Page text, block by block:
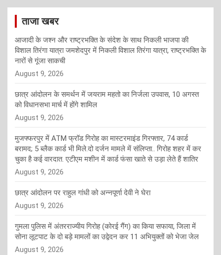
ताजा खबर
आजादी के जश्न और राष्ट्रभक्ति के संदेश के साथ निकली भाजपा की
विशाल तिरंगा यात्रा जमशेदपुर में निकली विशाल तिरंगा यात्रा, राष्ट्रभक्ति के
नारों से गूंजा साकची
August 9, 2026
छात्र आंदोलन के समर्थन में जयराम महतो का निर्जला उपवास, 10 अगस्त
को विधानसभा मार्च में होंगे शामिल
August 9, 2026
मुजफ्फरपुर में ATM फ्रॉड गिरोह का मास्टरमाइंड गिरफ्तार, 74 कार्ड
बरामद; 5 ब्लैक कार्ड भी मिले.दो दर्जन मामले में संलिप्ता.. गिरोह शहर में कर
चुका है कई वारदात. एटीएम मशीन में कार्ड फंसा खाते से उड़ा लेते हैं शातिर
August 9, 2026
छात्र आंदोलन पर राहुल गांधी को अन्नपूर्णा देवी ने घेरा
August 9, 2026
गुमला पुलिस में अंतरराज्यीय गिरोह (कोरई गैंग) का किया सफाया, जिला में
सोना लूटपाट के दो बड़े मामलों का उद्वेदन कर 11 अभियुक्तों को भेजा जेल
August 9, 2026